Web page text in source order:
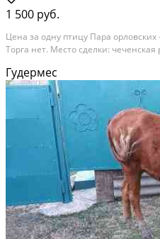
1 500 руб.
Цена за одну птицу Пара орловских
Торга нет. Место сделки: чеченская
Гудермес